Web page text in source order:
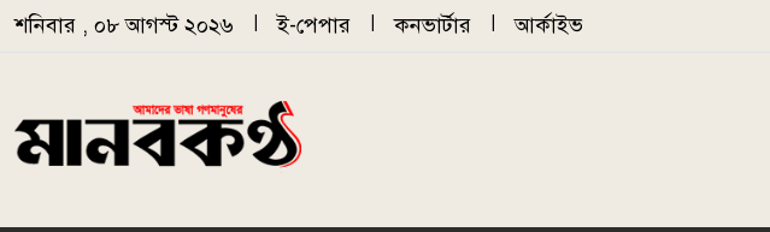
Skip to main content
শনিবার , ০৮ আগস্ট ২০২৬ ই-পেপার কনভার্টার আর্কাইভ